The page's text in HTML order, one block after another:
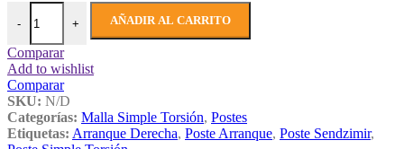
-
Poste Sendzimir Arranque Derecha para Simple Torsión cantidad
+ AÑADIR AL CARRITO
Comparar
Add to wishlist
Comparar
SKU: N/D
Categorías: Malla Simple Torsión, Postes
Etiquetas: Arranque Derecha, Poste Arranque, Poste Sendzimir,